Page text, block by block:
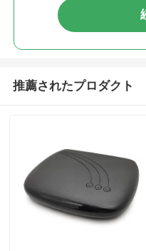
推薦されたプロダクト